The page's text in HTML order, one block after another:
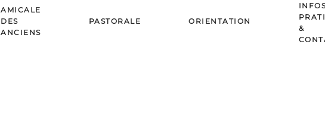
AMICALE
DES
ANCIENS
PASTORALE ORIENTATION
&